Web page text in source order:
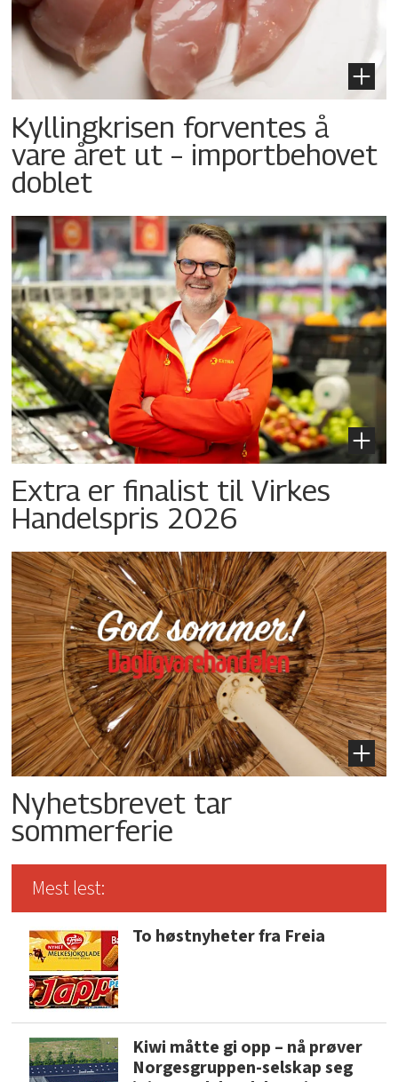
Kyllingkrisen forventes å
vare året ut – importbehovet
doblet
Extra er finalist til Virkes
Handelspris 2026
Nyhetsbrevet tar
sommerferie
Mest lest:
To høstnyheter fra Freia
Kiwi måtte gi opp – nå prøver
Norgesgruppen-selskap seg